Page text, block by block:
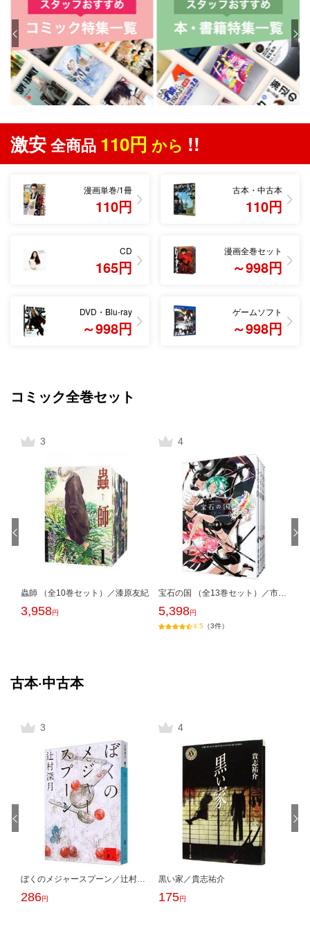
激安全商品 110円 から !!
漫画単巻/1冊
110円
古本・中古本
110円
CD
165円
漫画全巻セット
～998円
DVD・Blu-ray
～998円
ゲームソフト
～998円
コミック全巻セット
古本·中古本